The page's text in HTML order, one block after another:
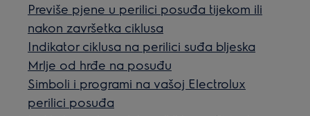
Previše pjene u perilici posuđa tijekom ili
nakon završetka ciklusa
Indikator ciklusa na perilici suđa bljeska
Mrlje od hrđe na posuđu
Simboli i programi na vašoj Electrolux
perilici posuđa